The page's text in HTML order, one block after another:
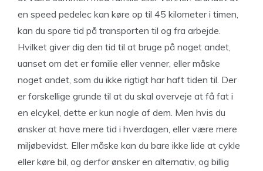
en speed pedelec kan køre op til 45 kilometer i timen,
kan du spare tid på transporten til og fra arbejde.
Hvilket giver dig den tid til at bruge på noget andet,
uanset om det er familie eller venner, eller måske
noget andet, som du ikke rigtigt har haft tiden til. Der
er forskellige grunde til at du skal overveje at få fat i
en elcykel, dette er kun nogle af dem. Men hvis du
ønsker at have mere tid i hverdagen, eller være mere
miljøbevidst. Eller måske kan du bare ikke lide at cykle
eller køre bil, og derfor ønsker en alternativ, og billig